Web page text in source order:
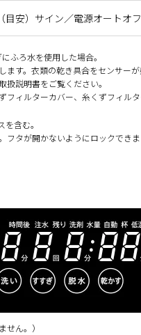
目安）サイン／電源オートオ
ふろ水を使用した場合｡
ます。衣類の乾き具合をセンサー
説明書をご覧ください。
フィルターカバー、糸くずフィル
含む。
タが開かないようにロックできま
せん。）